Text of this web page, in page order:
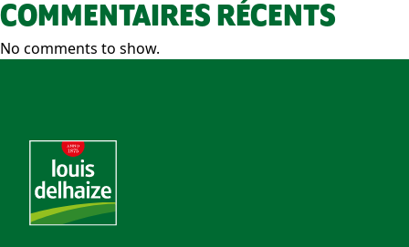
COMMENTAIRES RÉCENTS
No comments to show.